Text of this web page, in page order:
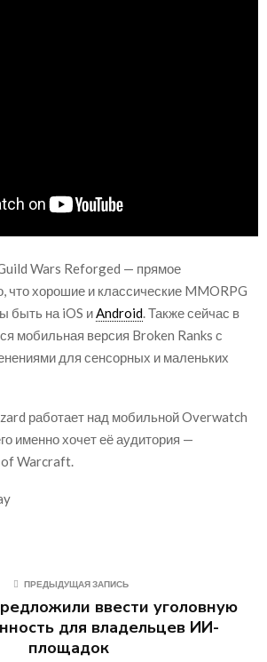
Wars Reforged — прямое
что хорошие и классические MMORPG
быть на iOS и Android . Также сейчас в
мобильная версия Broken Ranks с
для сенсорных и маленьких
работает над мобильной Overwatch
именно хочет её аудитория —
Warcraft.
ПРЕДЫДУЩАЯ ЗАПИСЬ
ввести уголовную
для владельцев ИИ-
площадок